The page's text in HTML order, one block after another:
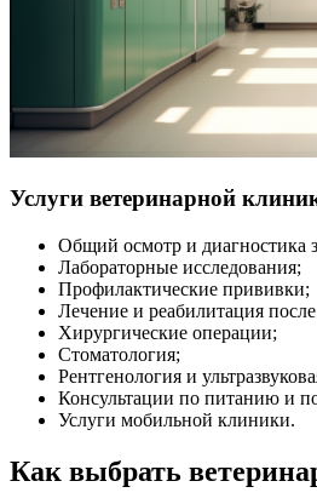
Услуги ветеринарной
Общий осмотр и диагностика
Лабораторные исследования;
Профилактические прививки;
Лечение и реабилитация
Хирургические операции;
Стоматология;
Рентгенология и
Консультации по питанию и
Услуги мобильной клиники.
Как выбрать